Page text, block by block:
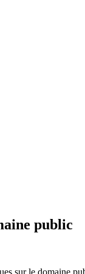
public
sur le domaine